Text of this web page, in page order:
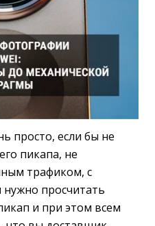
просто, если бы не
пикапа, не
трафиком, с
просчитать
и при этом всем